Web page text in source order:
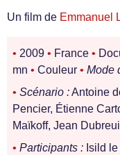
Un film de Emmanuel
• 2009 • France •
mn • Couleur • Mode
• Scénario :Antoine
Pencier, Étienne
Maïkoff, Jean Dubreuil
• Participants : Isild